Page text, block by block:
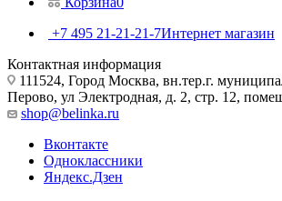
+7 495 21-21-21-7Интернет магазин
Контактная информация
111524, Город Москва, вн.тер.г.
Перово, ул Электродная, д. 2, стр. 12,
shop@belinka.ru
Вконтакте
Одноклассники
Яндекс.Дзен